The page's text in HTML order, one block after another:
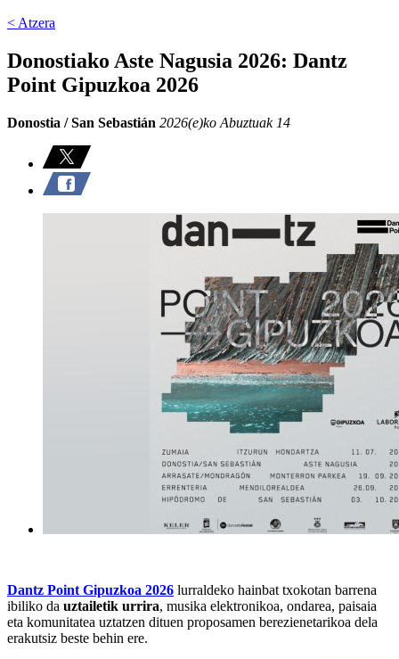
< Atzera
Donostiako Aste Nagusia 2026: Dantz
Point Gipuzkoa 2026
Donostia / San Sebastián 2026(e)ko Abuztuak 14
Dantz Point Gipuzkoa 2026 lurraldeko hainbat txokotan barrena
ibiliko da uztailetik urrira, musika elektronikoa, ondarea, paisaia
eta komunitatea uztatzen dituen proposamen berezienetarikoa dela
erakutsiz beste behin ere.